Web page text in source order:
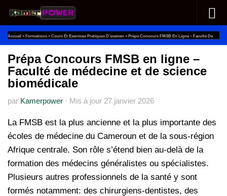
Au dessous du contenu
Accueil » Formations » Cours Et Exercices Pratiques D’examen » Prépa Concours FMSB En Ligne – Faculté De
Médecine Et De Science Biomédicale
Prépa Concours FMSB en ligne –
Faculté de médecine et de science
biomédicale
par Kamerpower · Mis à jour 27 janvier 2026
La FMSB est la plus ancienne et la plus importante des
écoles de médecine du Cameroun et de la sous-région
Afrique centrale. Son rôle s’étend bien au-delà de la
formation des médecins généralistes ou spécialistes.
Plusieurs autres professionnels de la santé y sont
formés notamment: des chirurgiens-dentistes, des